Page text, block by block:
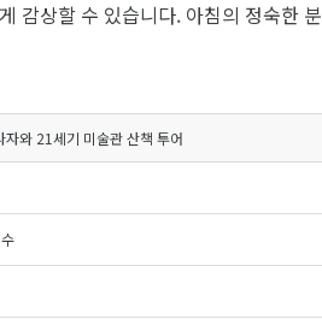
감상할 수 있습니다. 아침의 정숙한
자와 21세기 미술관 산책 투어